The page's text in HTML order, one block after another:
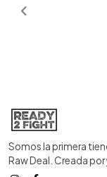
Somos la primera
Raw Deal. Creada por